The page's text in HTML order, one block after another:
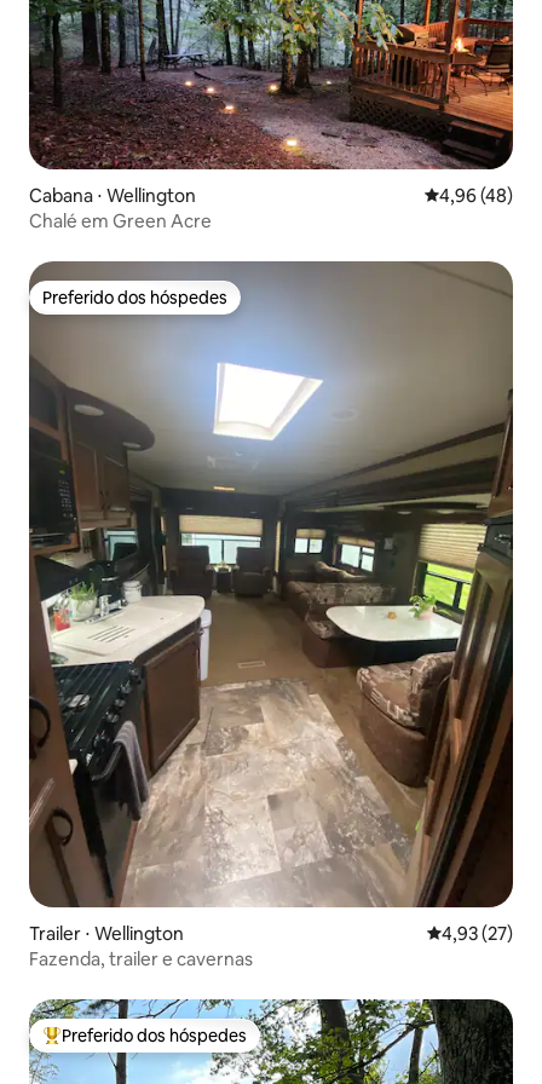
Cabana ⋅ Wellington 4,96 de uma
4,96 (48)
Chalé em Green Acre
Preferido dos hóspedes
Preferido dos hóspedes
Trailer ⋅ Wellington 4,93 de uma
4,93 (27)
Fazenda, trailer e cavernas
Entre os melhores preferidos dos hóspedes
Preferido dos hóspedes